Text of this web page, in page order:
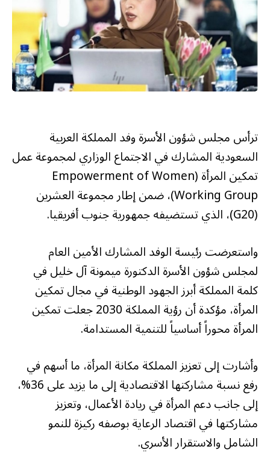
ترأس مجلس شؤون الأسرة وفد المملكة العربية
السعودية المشارك في الاجتماع الوزاري لمجموعة عمل
تمكين المرأة (Empowerment of Women
Working Group)، ضمن إطار مجموعة العشرين
(G20)، الذي تستضيفه جمهورية جنوب أفريقيا.
واستعرضت رئيسة الوفد المشارك الأمين العام
لمجلس شؤون الأسرة الدكتورة ميمونة آل خليل في
كلمة المملكة أبرز الجهود الوطنية في مجال تمكين
المرأة، مؤكدة أن رؤية المملكة 2030 جعلت تمكين
المرأة محوراً أساسياً للتنمية المستدامة.
وأشارت إلى تعزيز المملكة مكانة المرأة، ما أسهم في
رفع نسبة مشاركتها الاقتصادية إلى ما يزيد على 36%،
إلى جانب دعم المرأة في ريادة الأعمال، وتعزيز
مشاركتها في اقتصاد الرعاية بوصفه ركيزة للنمو
الشامل والاستقرار الأسري.